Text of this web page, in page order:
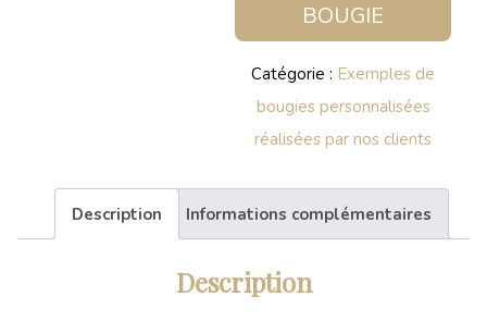
BOUGIE
Catégorie : Exemples de
bougies personnalisées
réalisées par nos clients
Description Informations complémentaires
Description